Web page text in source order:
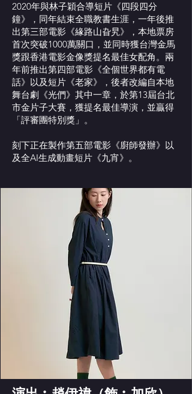
2020年與林子穎合導短片《四段四分
鐘》，同年結束全職教書生涯，一年後推
出第三部電影《緣路山旮旯》，本地票房
首次突破1000萬關口，並同時獲台灣金馬
獎跟香港電影金像獎提名最佳女配角。兩
年前推出第四部電影《全個世界都有電
話》以及短片《老家》，後者改編自本地
舞台劇《光們》其中一章，於第13屆台北
市金片子大賽，獲提名最佳導演，並贏得
「評審團特別獎」。
刻下正在製作第五部電影《廚師發辦》以
及全AI生成動畫短片《九宵》。